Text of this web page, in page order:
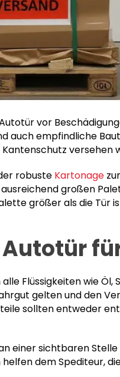
vor
auch empfindliche
versehen
robuste Kartonage
großen
größer als die Tür
Flüssigkeiten wie
gelten und den
sollten entweder
einer sichtbaren
helfen dem Spediteur,